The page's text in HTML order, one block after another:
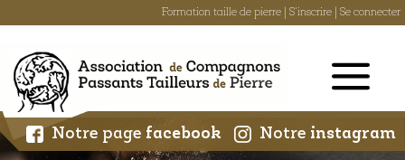
Formation taille de pierre S'inscrire Se connecter
content
Notre page facebook Notre instagram